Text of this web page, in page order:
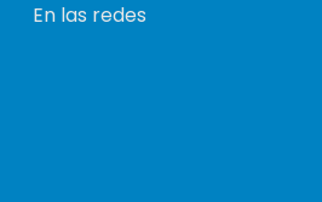
En las redes